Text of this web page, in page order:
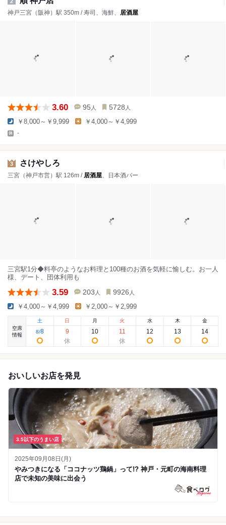
神戸三宮（阪神）駅 350m / 寿司、海鮮、 居酒屋
3.60 95 人 5728 人
￥8,000～￥9,999 ￥4,000～￥4,999
-
3 さけやしろ
三宮（神戸市営）駅 126m / 居酒屋、日本酒バー
三宮駅1分◆料亭のようなお料理と100種のお酒を気軽に愉しむ。お一人
様、デート、団体利用も
3.59 203 人 9926 人
￥4,000～￥4,999 ￥2,000～￥2,999
空席
情報
土
8/8
日
9
月
10
火
11
水
12
木
13
金
14
おいしいお店を発見
3.5以下のうまい店
2025年09月08日(月)
やみつきになる「ココナッツ鶏鍋」って!? 神戸・元町の海南料理
店で未知の美味に出会う